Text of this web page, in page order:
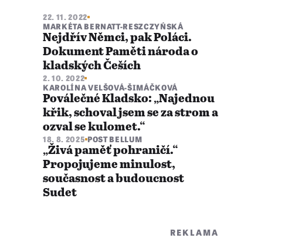
22. 11. 2022
MARKÉTA BERNATT-RESZCZYŃSKÁ
Nejdřív Němci, pak Poláci.
Dokument Paměti národa o
kladských Češích
2. 10. 2022
KAROLÍNA VELŠOVÁ-ŠIMÁČKOVÁ
Poválečné Kladsko: „Najednou
křik, schoval jsem se za strom a
ozval se kulomet.“
18. 8. 2025 POST BELLUM
„Živá paměť pohraničí.“
Propojujeme minulost,
současnost a budoucnost
Sudet
REKLAMA